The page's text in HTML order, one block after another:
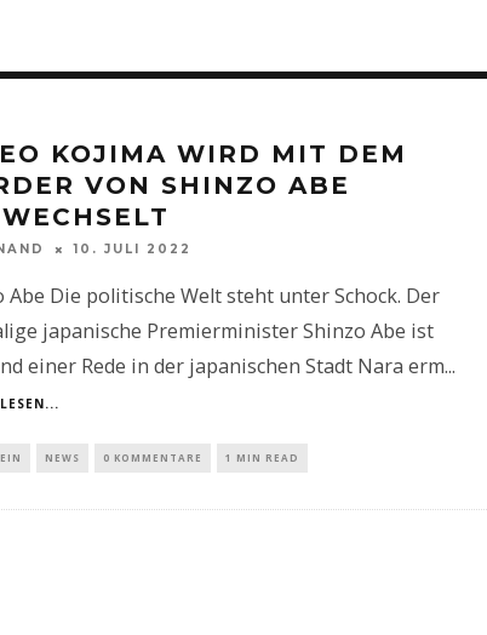
KOJIMA WIRD MIT DEM
VON SHINZO ABE
10. JULI 2022
Abe Die politische Welt steht unter Schock. Der
japanische Premierminister Shinzo Abe ist
einer Rede in der japanischen Stadt Nara erm...
NEWS 0 KOMMENTARE 1 MIN READ